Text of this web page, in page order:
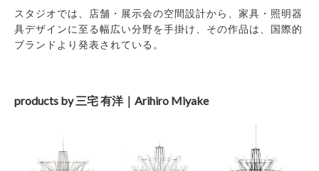
スタジオでは、店舗・展示会の空間設計から、家具・照明器
具デザインに至る幅広い分野を手掛け、その作品は、国際的
ブランドより発表されている。
products by 三宅 有洋｜Arihiro Miyake